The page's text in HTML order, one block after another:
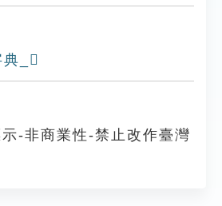
_𢔂
-非商業性-禁止改作臺灣